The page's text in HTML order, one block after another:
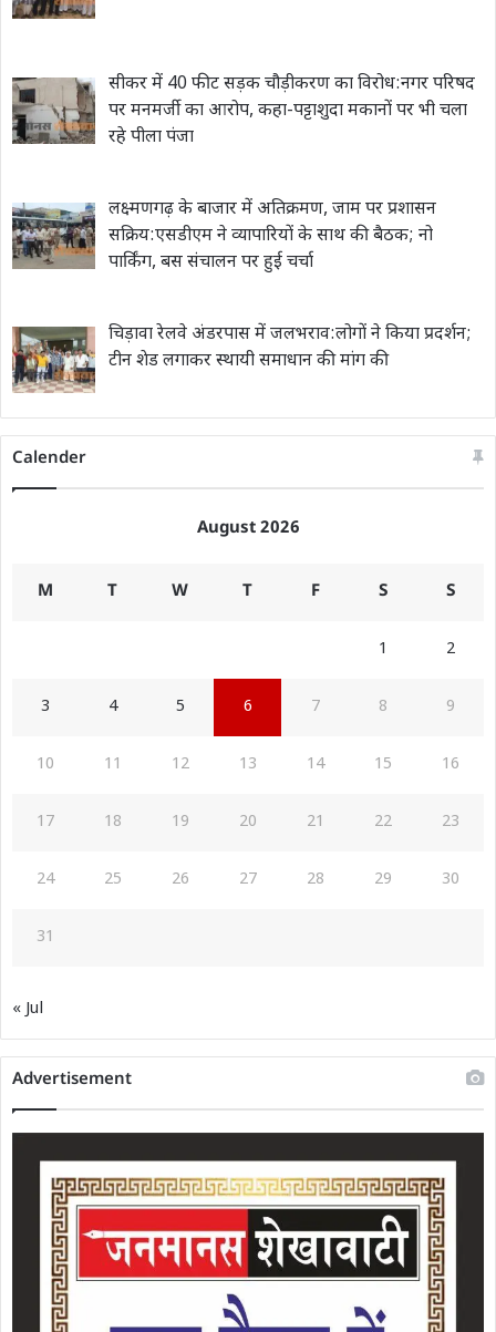
सीकर में 40 फीट सड़क चौड़ीकरण का विरोध:नगर परिषद
पर मनमर्जी का आरोप, कहा-पट्टाशुदा मकानों पर भी चला
रहे पीला पंजा
लक्ष्मणगढ़ के बाजार में अतिक्रमण, जाम पर प्रशासन
सक्रिय:एसडीएम ने व्यापारियों के साथ की बैठक; नो
पार्किंग, बस संचालन पर हुई चर्चा
चिड़ावा रेलवे अंडरपास में जलभराव:लोगों ने किया प्रदर्शन;
टीन शेड लगाकर स्थायी समाधान की मांग की
Calender
August 2026
M T W T F S S
1 2
3 4 5 6 7 8 9
10 11 12 13 14 15 16
17 18 19 20 21 22 23
24 25 26 27 28 29 30
31
« Jul
Advertisement